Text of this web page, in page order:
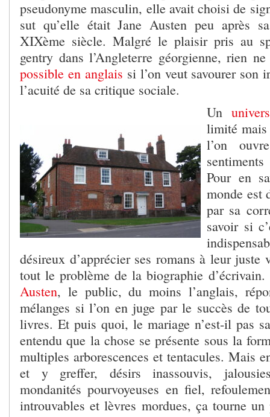
pseudonyme masculin, elle avait choisi de
sut qu’elle était Jane Austen peu après
XIXème siècle. Malgré le plaisir pris au
gentry dans l’Angleterre géorgienne, rien
possible en anglais si l’on veut savourer son
l’acuité de sa critique sociale.
Un univers
limité mais
l’on
Pour en
monde est
par sa
savoir si
désireux d’apprécier ses romans à leur juste
tout le problème de la biographie
Austen, le public, du moins l’anglais,
mélanges si l’on en juge par le succès de
livres. Et puis quoi, le mariage n’est-il pas
entendu que la chose se présente sous la
multiples arborescences et tentacules. Mais
et y greffer, désirs inassouvis,
mondanités pourvoyeuses en fiel,
introuvables et lèvres mordues, ça tourne